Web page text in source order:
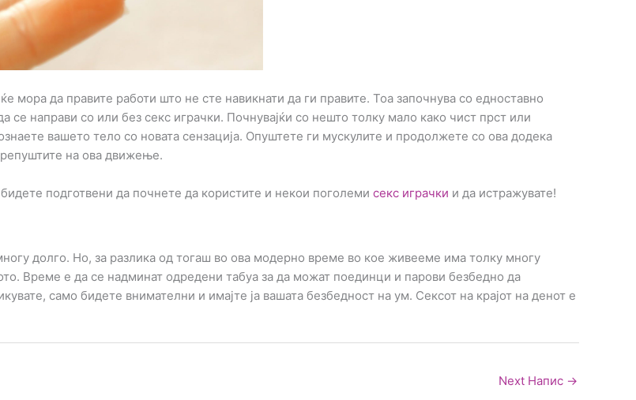
мора да правите работи што не сте навикнати да ги правите. Тоа започнува со едноставно
направи со или без секс играчки. Почнувајќи со нешто толку мало како чист прст или
вашето тело со новата сензација. Опуштете ги мускулите и продолжете со ова додека
на ова движење.
подготвени да почнете да користите и некои поголеми секс играчки и да истражувате!
долго. Но, за разлика од тогаш во ова модерно време во кое живееме има толку многу
Време е да се надминат одредени табуа за да можат поединци и парови безбедно да
само бидете внимателни и имајте ја вашата безбедност на ум. Сексот на крајот на денот е
Next Напис →